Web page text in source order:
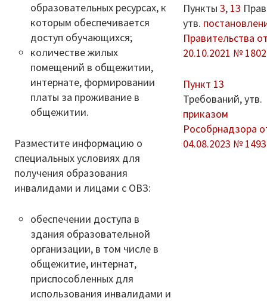
образовательных ресурсах, к
которым обеспечивается
доступ обучающихся;
количестве жилых
помещений в общежитии,
интернате, формировании
платы за проживание в
общежитии.
Разместите информацию о
специальных условиях для
получения образования
инвалидами и лицами с ОВЗ:
обеспечении доступа в
здания образовательной
организации, в том числе в
общежитие, интернат,
приспособленных для
использования инвалидами и
Пункты3, 13
утв.
Правительства
20.10.2021 № 1802
Пункт 13
Требований, утв.
приказом
Рособрнадзора
04.08.2023 № 1493